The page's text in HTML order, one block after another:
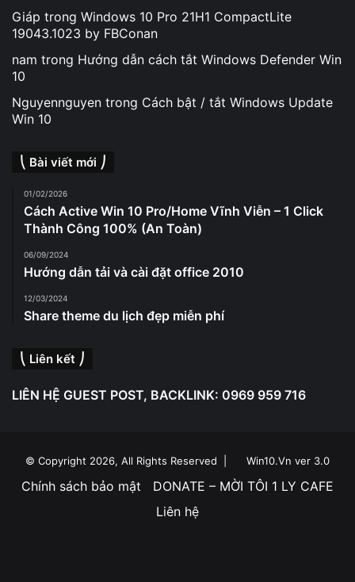
Giáp trong Windows 10 Pro 21H1 CompactLite
19043.1023 by FBConan
nam trong Hướng dẫn cách tắt Windows Defender Win
10
Nguyennguyen trong Cách bật / tắt Windows Update
Win 10
⎝ Bài viết mới ⎠
01/02/2026
Cách Active Win 10 Pro/Home Vĩnh Viễn – 1 Click
Thành Công 100% (An Toàn)
06/09/2024
Hướng dẫn tải và cài đặt office 2010
12/03/2024
Share theme du lịch đẹp miễn phí
⎝ Liên kết ⎠
LIÊN HỆ GUEST POST, BACKLINK: 0969 959 716
© Copyright 2026, All Rights Reserved | Win10.Vn ver 3.0
Chính sách bảo mật
DONATE – MỜI TÔI 1 LY CAFE
Liên hệ